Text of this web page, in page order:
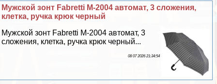
Мужской зонт Fabretti M-2004 автомат, 3 сложения,
клетка, ручка крюк черный
Мужской зонт Fabretti M-2004 автомат, 3
сложения, клетка, ручка крюк черный...
08 07 2026 21:34:54